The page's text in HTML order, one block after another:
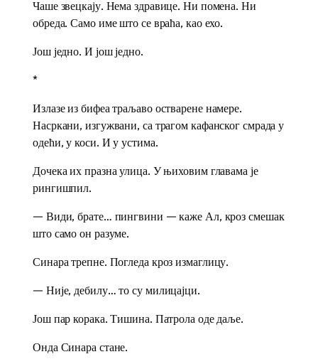
Чаше звецкају. Нема здравице. Ни помена. Ни
обреда. Само име што се враћа, као ехо.
Још једно. И још једно.
*
Излазе из бифеа траљаво остварене намере.
Насркани, изгужвани, са трагом кафанског смрада у
одећи, у коси. И у устима.
Дочека их празна улица. У њиховим главама је
рингишпил.
— Види, брате… пингвини — каже Ал, кроз смешак
што само он разуме.
Синара трепне. Погледа кроз измаглицу.
— Није, дебилу… то су милицајци.
Још пар корака. Тишина. Патрола оде даље.
Онда Синара стане.